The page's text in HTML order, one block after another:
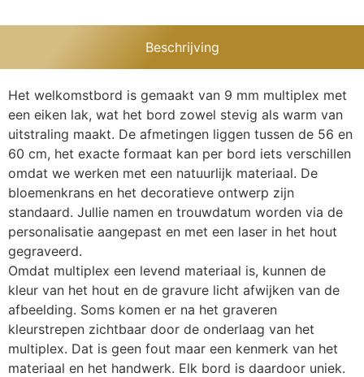
Beschrijving
Het welkomstbord is gemaakt van 9 mm multiplex met
een eiken lak, wat het bord zowel stevig als warm van
uitstraling maakt. De afmetingen liggen tussen de 56 en
60 cm, het exacte formaat kan per bord iets verschillen
omdat we werken met een natuurlijk materiaal. De
bloemenkrans en het decoratieve ontwerp zijn
standaard. Jullie namen en trouwdatum worden via de
personalisatie aangepast en met een laser in het hout
gegraveerd.
Omdat multiplex een levend materiaal is, kunnen de
kleur van het hout en de gravure licht afwijken van de
afbeelding. Soms komen er na het graveren
kleurstrepen zichtbaar door de onderlaag van het
multiplex. Dat is geen fout maar een kenmerk van het
materiaal en het handwerk. Elk bord is daardoor uniek.